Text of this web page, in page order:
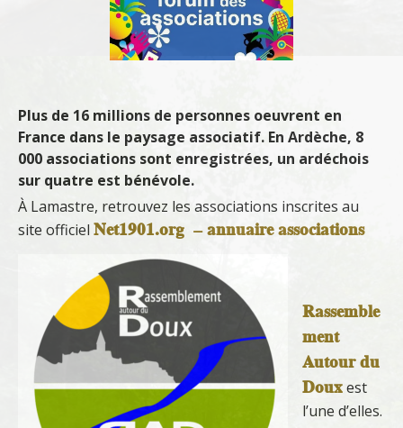
Plus de 16 millions de personnes oeuvrent en
France dans le paysage associatif. En Ardèche, 8
000 associations sont enregistrées, un ardéchois
sur quatre est bénévole.
À Lamastre, retrouvez les associations inscrites au
site officiel Net1901.org – annuaire associations
Rassemble
ment
Autour du
Douxest
l’une d’elles.